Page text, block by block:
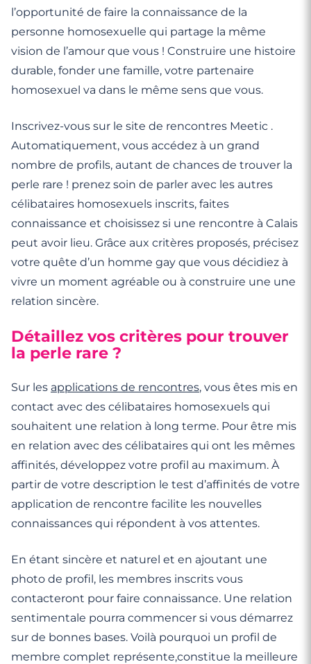
l’opportunité de faire la connaissance de la
personne homosexuelle qui partage la même
vision de l’amour que vous ! Construire une histoire
durable, fonder une famille, votre partenaire
homosexuel va dans le même sens que vous.
Inscrivez-vous sur le site de rencontres Meetic .
Automatiquement, vous accédez à un grand
nombre de profils, autant de chances de trouver la
perle rare ! prenez soin de parler avec les autres
célibataires homosexuels inscrits, faites
connaissance et choisissez si une rencontre à Calais
peut avoir lieu. Grâce aux critères proposés, précisez
votre quête d’un homme gay que vous décidiez à
vivre un moment agréable ou à construire une une
relation sincère.
Détaillez vos critères pour trouver
la perle rare ?
Sur les applications de rencontres, vous êtes mis en
contact avec des célibataires homosexuels qui
souhaitent une relation à long terme. Pour être mis
en relation avec des célibataires qui ont les mêmes
affinités, développez votre profil au maximum. À
partir de votre description le test d’affinités de votre
application de rencontre facilite les nouvelles
connaissances qui répondent à vos attentes.
En étant sincère et naturel et en ajoutant une
photo de profil, les membres inscrits vous
contacteront pour faire connaissance. Une relation
sentimentale pourra commencer si vous démarrez
sur de bonnes bases. Voilà pourquoi un profil de
membre complet représente,constitue la meilleure